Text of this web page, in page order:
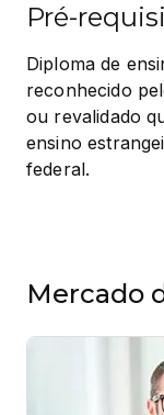
Pré-
Diploma de
reconhecido
ou revalidado
ensino
federal.
Mercado